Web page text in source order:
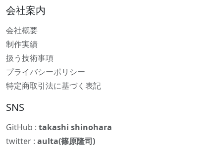
会社案内
会社概要
制作実績
扱う技術事項
プライバシーポリシー
特定商取引法に基づく表記
SNS
GitHub : takashi shinohara
twitter : aulta(篠原隆司)